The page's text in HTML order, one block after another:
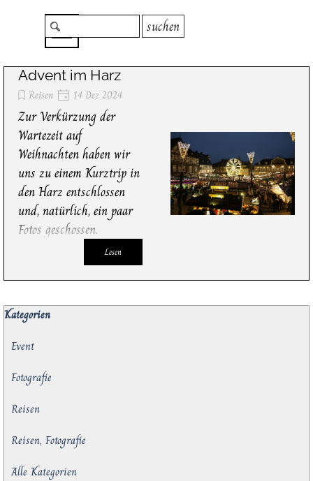
suchen
Advent im Harz
Reisen 14 Dez 2024
Zur Verkürzung der
Wartezeit auf
Weihnachten haben wir
uns zu einem Kurztrip in
den Harz entschlossen
und, natürlich, ein paar
Fotos geschossen.
Lesen
Block überspringen Kategorien
Kategorien
Event
Fotografie
Reisen
Reisen, Fotografie
Alle Kategorien